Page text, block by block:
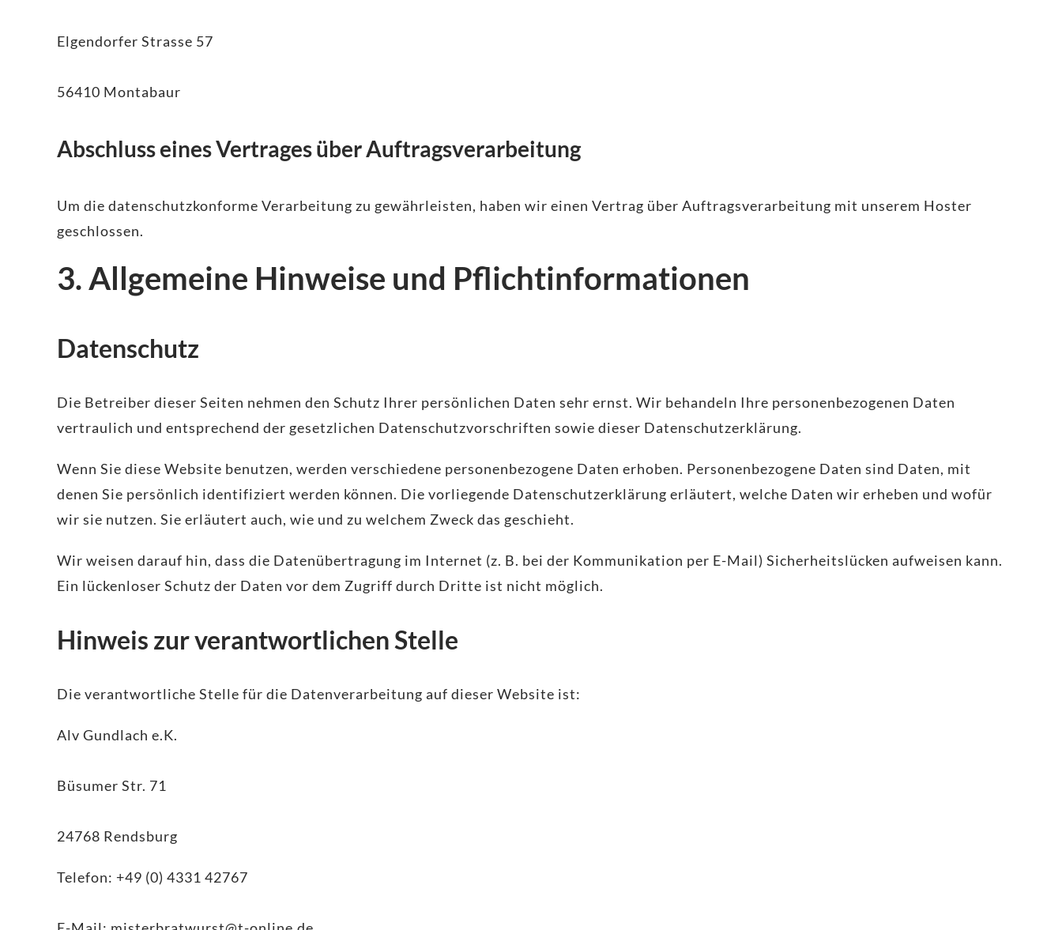
Elgendorfer Strasse 57
56410 Montabaur
Abschluss eines Vertrages über Auftragsverarbeitung
Um die datenschutzkonforme Verarbeitung zu gewährleisten, haben wir einen Vertrag über Auftragsverarbeitung mit unserem Hoster
geschlossen.
3. Allgemeine Hinweise und Pflicht­informationen
Datenschutz
Die Betreiber dieser Seiten nehmen den Schutz Ihrer persönlichen Daten sehr ernst. Wir behandeln Ihre personenbezogenen Daten
vertraulich und entsprechend der gesetzlichen Datenschutzvorschriften sowie dieser Datenschutzerklärung.
Wenn Sie diese Website benutzen, werden verschiedene personenbezogene Daten erhoben. Personenbezogene Daten sind Daten, mit
denen Sie persönlich identifiziert werden können. Die vorliegende Datenschutzerklärung erläutert, welche Daten wir erheben und wofür
wir sie nutzen. Sie erläutert auch, wie und zu welchem Zweck das geschieht.
Wir weisen darauf hin, dass die Datenübertragung im Internet (z. B. bei der Kommunikation per E-Mail) Sicherheitslücken aufweisen kann.
Ein lückenloser Schutz der Daten vor dem Zugriff durch Dritte ist nicht möglich.
Hinweis zur verantwortlichen Stelle
Die verantwortliche Stelle für die Datenverarbeitung auf dieser Website ist:
Alv Gundlach e.K.
Büsumer Str. 71
24768 Rendsburg
Telefon: +49 (0) 4331 42767